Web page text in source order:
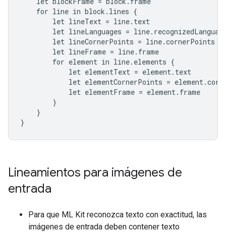
    for line in block.lines {
        let lineText = line.text
let lineLanguages =
        let lineCornerPoints = line.cornerPoints
        let lineFrame = line.frame
        for element in line.elements {
            let elementText = element.text
let elementCornerPoints =
            let elementFrame = element.frame
        }
    }
}
Lineamientos para imágenes de
entrada
Para que ML Kit reconozca texto con exactitud, las
imágenes de entrada deben contener texto